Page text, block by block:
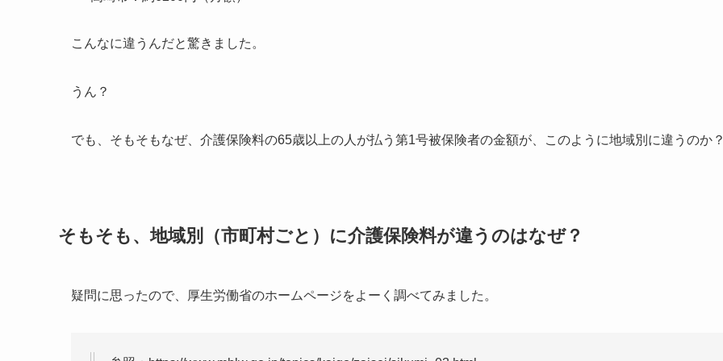
こんなに違うんだと驚きました。
うん？
でも、そもそもなぜ、介護保険料の65歳以上の人が払う第1号被保険者の金額が、このように地域別に違うのか
そもそも、地域別（市町村ごと）に介護保険料が違うのはなぜ？
疑問に思ったので、厚生労働省のホームページをよーく調べてみました。